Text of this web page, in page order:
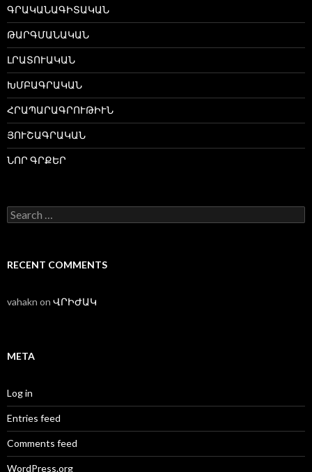
ԳՐԱԿԱՆԱԳԻՏԱԿԱՆ
ԹԱՐԳՄԱՆԱԿԱՆ
ԼՐԱՏՈՒԱԿԱՆ
ԽՄԲԱԳՐԱԿԱՆ
ՀՐԱՊԱՐԱԳՐՈՒԹԻՒՆ
ՅՈՒՇԱԳՐԱԿԱՆ
ՆՈՐ ԳՐՔԵՐ
Search
for:
RECENT COMMENTS
vahakn on ՎՐԻԺԱԿ
META
Log in
Entries feed
Comments feed
WordPress.org